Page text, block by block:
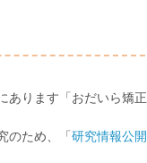
ります「おだいら矯
のため、「 研究情報公開